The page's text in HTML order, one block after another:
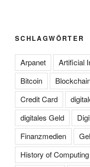
SCHLAGWÖRTER
Arpanet Artificial
Bitcoin
Credit Card
digitales Geld
Finanzmedien
History of Computing